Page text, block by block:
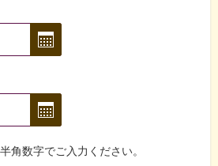
数字でご入力ください。